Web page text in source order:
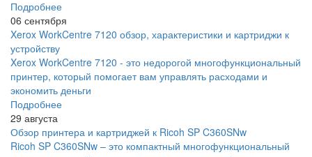
Подробнее
06 сентября
Xerox WorkCentre 7120 обзор, характеристики и картриджи к
устройству
Xerox WorkCentre 7120 - это недорогой многофункциональный
принтер, который помогает вам управлять расходами и
экономить деньги
Подробнее
29 августа
Обзор принтера и картриджей к Ricoh SP C360SNw
Ricoh SP C360SNw – это компактный многофункциональный